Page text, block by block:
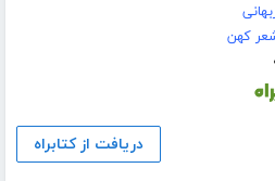
کهن
دریافت از کتابراه